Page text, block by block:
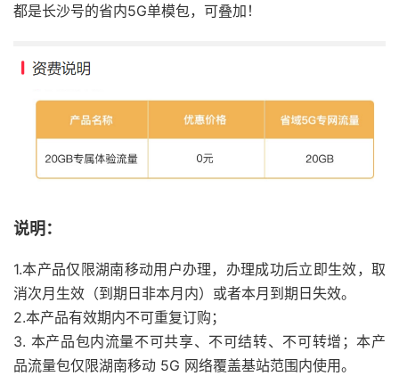
都是长沙号的省内5G单模包，可叠加！
说明：
1.本产品仅限湖南移动用户办理，办理成功后立即生效，取
消次月生效（到期日非本月内）或者本月到期日失效。
2.本产品有效期内不可重复订购；
3. 本产品包内流量不可共享、不可结转、不可转增；本产
品流量包仅限湖南移动 5G 网络覆盖基站范围内使用。